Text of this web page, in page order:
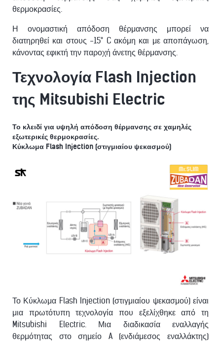
θερμοκρασίες.
Η ονομαστική απόδοση θέρμανσης μπορεί να
διατηρηθεί και στους -15° C ακόμη και με αποπάγωση,
κάνοντας εφικτή την παροχή άνετης θέρμανσης.
Τεχνολογία Flash Injection
της Mitsubishi Electric
Το κλειδί για υψηλή απόδοση θέρμανσης σε χαμηλές
εξωτερικές θερμοκρασίες.
Κύκλωμα Flash Injection (στιγμιαίου ψεκασμού)
Το Κύκλωμα Flash Injection (στιγμιαίου ψεκασμού) είναι
μια πρωτότυπη τεχνολογία που εξελίχθηκε από τη
Mitsubishi Electric. Μια διαδικασία εναλλαγής
θερμότητας στο σημείο A (ενδιάμεσος εναλλάκτης)